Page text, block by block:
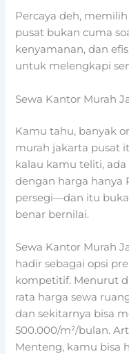
Percaya deh,
pusat bukan cuma
kenyamanan, dan
untuk melengkapi
Sewa Kantor Murah
Kamu tahu, banyak
murah jakarta pusat
kalau kamu teliti,
dengan harga hanya
persegi—dan itu
benar bernilai.
Sewa Kantor Murah
hadir sebagai opsi
kompetitif. Menurut
rata harga sewa
dan sekitarnya bisa
500.000/m²/bulan.
Menteng, kamu bisa